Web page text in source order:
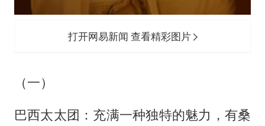
打开网易新闻 查看精彩图片
（一）
巴西太太团：充满一种独特的魅力，有桑